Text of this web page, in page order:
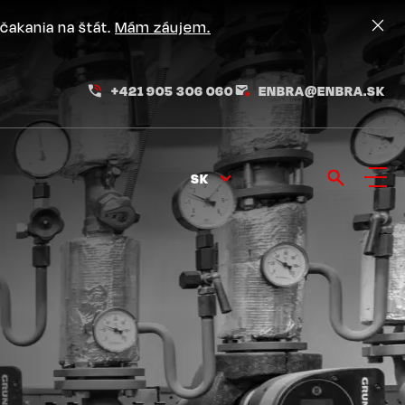
na štát. Mám záujem.
+421 905 306 060 ENBRA@ENBRA.SK
SK